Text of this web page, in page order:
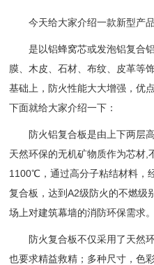
今天给大家介绍一款新型产
是以铝蜂窝芯或发泡铝复合
膜、木皮、石材、布纹、皮革等
基础上，防火性能大大增强，优
下面就给大家介绍一下：
防火铝复合板是由上下两层
天然环保的无机矿物质作为芯材,
1100℃，通过高分子粘结材料，
复合板，达到A2级防火的不燃级
场上对建筑幕墙的消防环保需求。
防火复合板不仅采用了天然
也要求精益救精；多种尺寸，色